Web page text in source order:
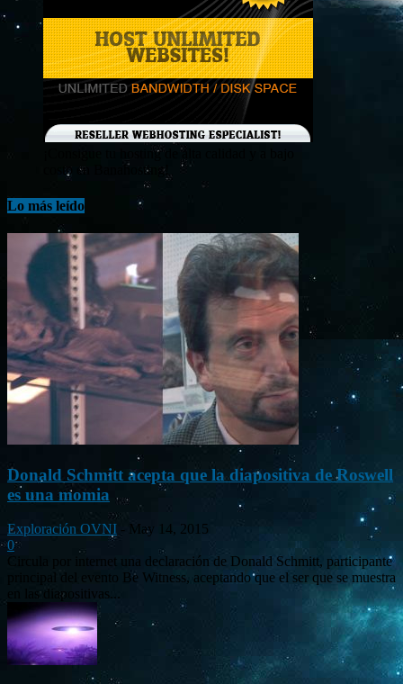
¡Consigue tu hosting de alta calidad y a bajo
costo en Banahosting!
Lo más leído
Donald Schmitt acepta que la diapositiva de Roswell
es una momia
Exploración OVNI - May 14, 2015
0
Circula por internet una declaración de Donald Schmitt, participante
principal del evento Be Witness, aceptando que el ser que se muestra
en las diapositivas...